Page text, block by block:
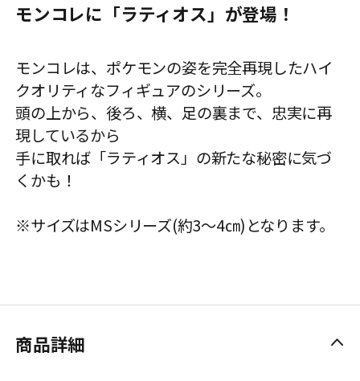
モンコレに「ラティオス」が登場！
モンコレは、ポケモンの姿を完全再現したハイ
クオリティなフィギュアのシリーズ。
頭の上から、後ろ、横、足の裏まで、忠実に再
現しているから
手に取れば「ラティオス」の新たな秘密に気づ
くかも！
※サイズはMSシリーズ(約3～4㎝)となります。
商品詳細